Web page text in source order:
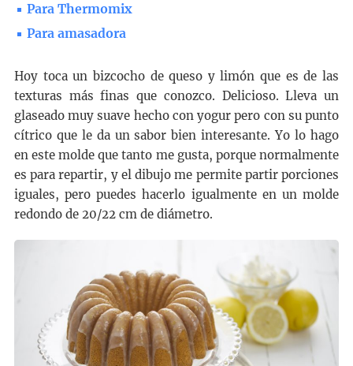
Para Thermomix
Para amasadora
Hoy toca un bizcocho de queso y limón que es de las
texturas más finas que conozco. Delicioso. Lleva un
glaseado muy suave hecho con yogur pero con su punto
cítrico que le da un sabor bien interesante. Yo lo hago
en este molde que tanto me gusta, porque normalmente
es para repartir, y el dibujo me permite partir porciones
iguales, pero puedes hacerlo igualmente en un molde
redondo de 20/22 cm de diámetro.